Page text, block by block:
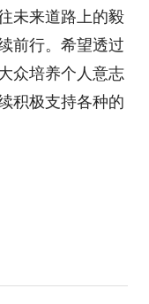
未来道路上的毅
前行。希望透过
众培养个人意志
积极支持各种的